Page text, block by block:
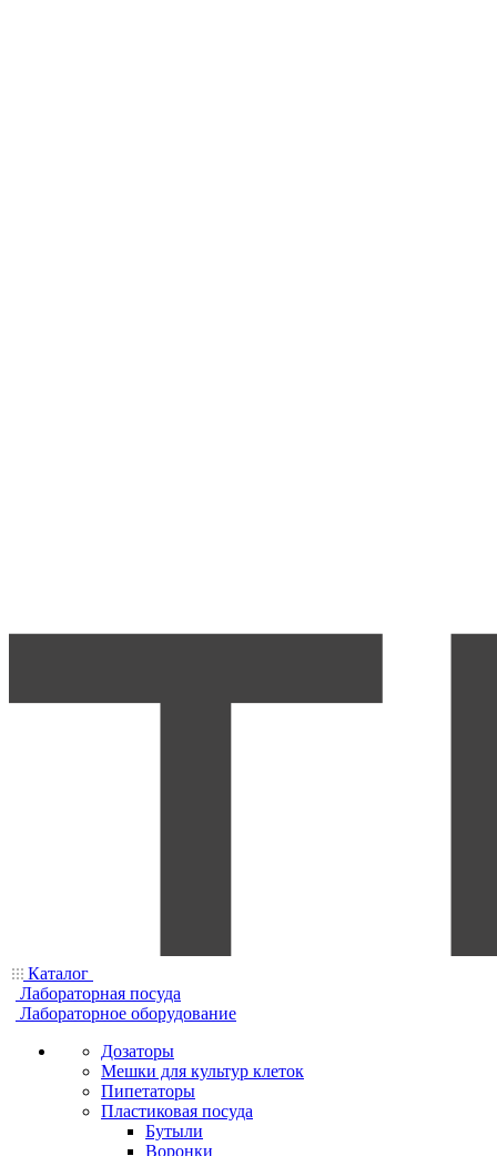
Каталог
Лабораторная посуда
Лабораторное оборудование
Дозаторы
Мешки для культур клеток
Пипетаторы
Пластиковая посуда
Бутыли
Воронки